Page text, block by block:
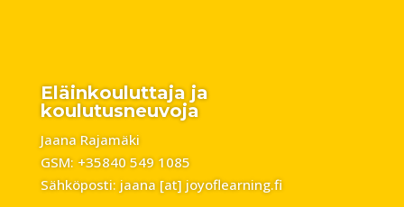
Eläinkouluttaja ja
koulutusneuvoja
Jaana Rajamäki
GSM: +35840 549 1085
Sähköposti: jaana [at] joyoflearning.fi